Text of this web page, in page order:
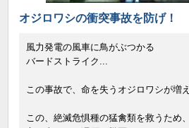
オジロワシの衝突事故を防げ！
風力発電の風車に鳥がぶつかる
バードストライク...
この事故で、命を失うオジロワシが増
この、絶滅危惧種の猛禽類を救うため、